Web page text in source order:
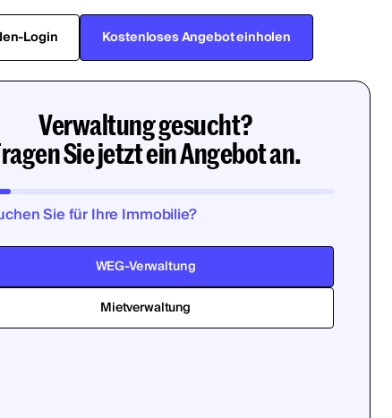
Login Kostenloses Angebot einholen
Verwaltung gesucht?
Sie jetzt ein Angebot an.
Sie für Ihre Immobilie?
WEG-Verwaltung
Mietverwaltung